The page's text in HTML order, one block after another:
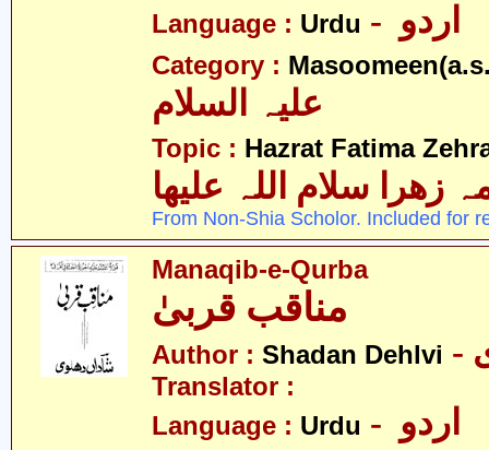
Language : Urdu
Category :
Topic : Hazrat Fatima
زھرا سلام اللہ علیھا
From Non-Shia Scholor. Included for
Manaqib-e-Qurba
Author : Shadan Dehlvi
Translator :
Language : Urdu